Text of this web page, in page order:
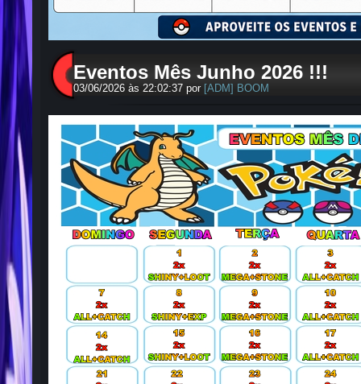
Eventos Mês Junho 2026 !!!
03/06/2026 às 22:02:37 por [ADM] BOOM